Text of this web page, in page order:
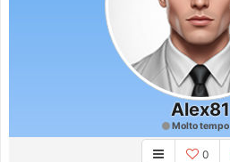
Alex81
Molto tempo
0